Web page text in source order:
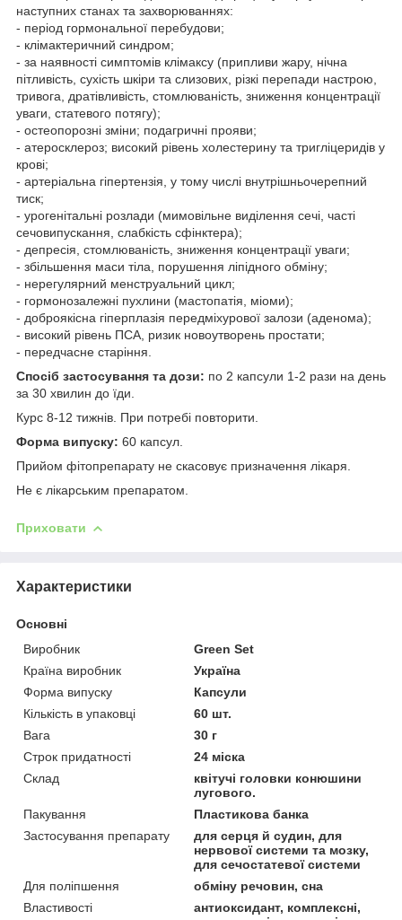
наступних станах та захворюваннях:
- період гормональної перебудови;
- клімактеричний синдром;
- за наявності симптомів клімаксу (припливи жару, нічна
пітливість, сухість шкіри та слизових, різкі перепади настрою,
тривога, дратівливість, стомлюваність, зниження концентрації
уваги, статевого потягу);
- остеопорозні зміни; подагричні прояви;
- атеросклероз; високий рівень холестерину та тригліцеридів у
крові;
- артеріальна гіпертензія, у тому числі внутрішньочерепний
тиск;
- урогенітальні розлади (мимовільне виділення сечі, часті
сечовипускання, слабкість сфінктера);
- депресія, стомлюваність, зниження концентрації уваги;
- збільшення маси тіла, порушення ліпідного обміну;
- нерегулярний менструальний цикл;
- гормонозалежні пухлини (мастопатія, міоми);
- доброякісна гіперплазія передміхурової залози (аденома);
- високий рівень ПСА, ризик новоутворень простати;
- передчасне старіння.
Спосіб застосування та дози: по 2 капсули 1-2 рази на день
за 30 хвилин до їди.
Курс 8-12 тижнів. При потребі повторити.
Форма випуску: 60 капсул.
Прийом фітопрепарату не скасовує призначення лікаря.
Не є лікарським препаратом.
Приховати
Характеристики
Основні
Виробник
Green Set
Країна виробник
Україна
Форма випуску
Капсули
Кількість в упаковці
60 шт.
Вага
30 г
Строк придатності
24 міска
Склад
квітучі головки конюшини
лугового.
Пакування
Пластикова банка
Застосування препарату
для серця й судин, для
нервової системи та мозку,
для сечостатевої системи
Для поліпшення
обміну речовин, сна
Властивості
антиоксидант, комплексні,